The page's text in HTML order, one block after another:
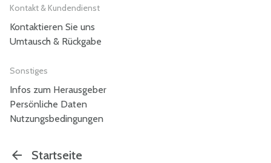
Kontakt & Kundendienst
Kontaktieren Sie uns
Umtausch & Rückgabe
Sonstiges
Infos zum Herausgeber
Persönliche Daten
Nutzungsbedingungen
Startseite